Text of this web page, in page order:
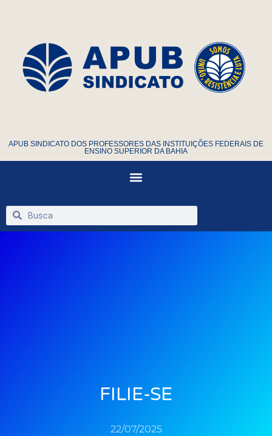
APUB SINDICATO DOS PROFESSORES DAS INSTITUIÇÕES FEDERAIS DE
ENSINO SUPERIOR DA BAHIA
FILIE-SE
22/07/2025